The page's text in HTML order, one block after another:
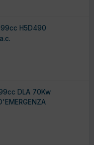
H5D490
DLA 70Kw